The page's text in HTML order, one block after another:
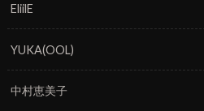
EliilE
YUKA(OOL)
中村恵美子